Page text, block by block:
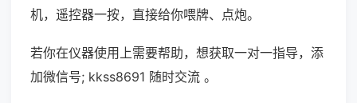
机，遥控器一按，直接给你喂牌、点炮。
若你在仪器使用上需要帮助，想获取一对一指导，添
加微信号; kkss8691 随时交流 。